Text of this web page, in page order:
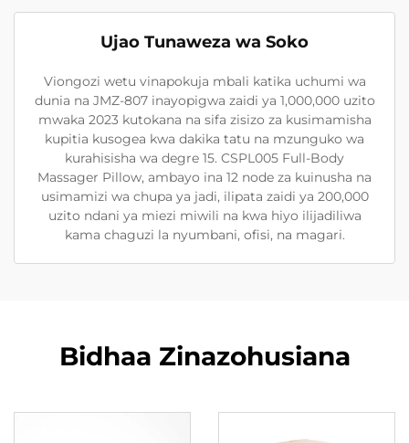
Ujao Tunaweza wa Soko
Viongozi wetu vinapokuja mbali katika uchumi wa
dunia na JMZ-807 inayopigwa zaidi ya 1,000,000 uzito
mwaka 2023 kutokana na sifa zisizo za kusimamisha
kupitia kusogea kwa dakika tatu na mzunguko wa
kurahisisha wa degre 15. CSPL005 Full-Body
Massager Pillow, ambayo ina 12 node za kuinusha na
usimamizi wa chupa ya jadi, ilipata zaidi ya 200,000
uzito ndani ya miezi miwili na kwa hiyo ilijadiliwa
kama chaguzi la nyumbani, ofisi, na magari.
Bidhaa Zinazohusiana